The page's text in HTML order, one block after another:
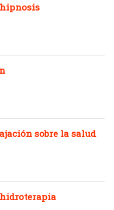
sobre la salud